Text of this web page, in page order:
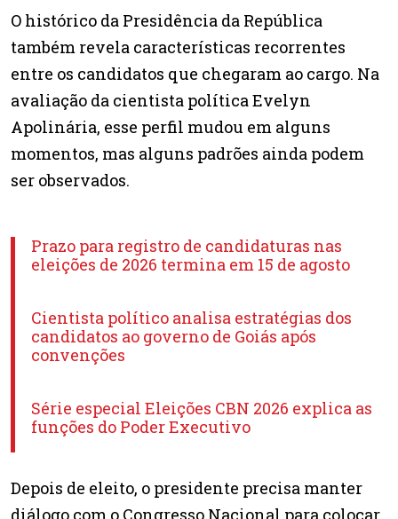
O histórico da Presidência da República
também revela características recorrentes
entre os candidatos que chegaram ao cargo. Na
avaliação da cientista política Evelyn
Apolinária, esse perfil mudou em alguns
momentos, mas alguns padrões ainda podem
ser observados.
Prazo para registro de candidaturas nas
eleições de 2026 termina em 15 de agosto
Cientista político analisa estratégias dos
candidatos ao governo de Goiás após
convenções
Série especial Eleições CBN 2026 explica as
funções do Poder Executivo
Depois de eleito, o presidente precisa manter
diálogo com o Congresso Nacional para colocar